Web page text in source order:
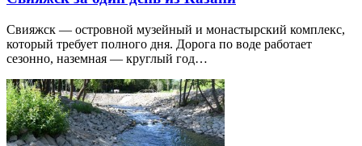
Свияжск — островной музейный и монастырский комплекс,
который требует полного дня. Дорога по воде работает
сезонно, наземная — круглый год…